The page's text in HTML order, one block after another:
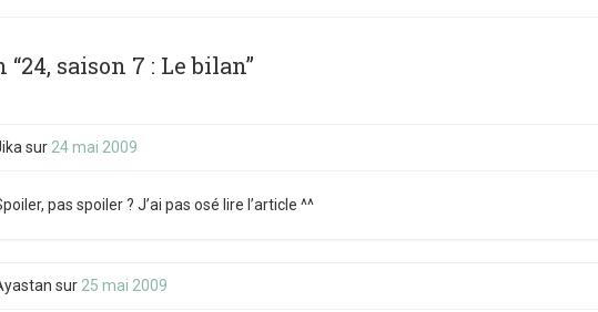
saison 7 : Le bilan”
sur 24 mai 2009
pas spoiler ? J’ai pas osé lire l’article ^^
sur 25 mai 2009